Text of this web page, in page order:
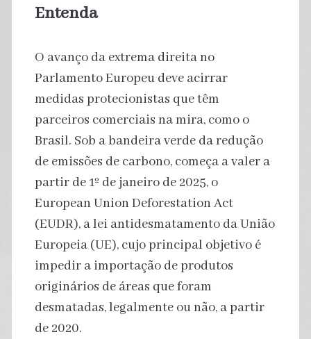
Entenda
O avanço da extrema direita no
Parlamento Europeu deve acirrar
medidas protecionistas que têm
parceiros comerciais na mira, como o
Brasil. Sob a bandeira verde da redução
de emissões de carbono, começa a valer a
partir de 1º de janeiro de 2025, o
European Union Deforestation Act
(EUDR), a lei antidesmatamento da União
Europeia (UE), cujo principal objetivo é
impedir a importação de produtos
originários de áreas que foram
desmatadas, legalmente ou não, a partir
de 2020.